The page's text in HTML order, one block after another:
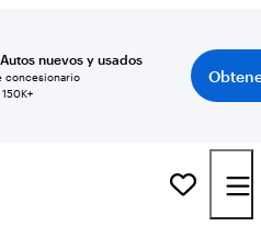
nuevos y usados
concesionario
150K+